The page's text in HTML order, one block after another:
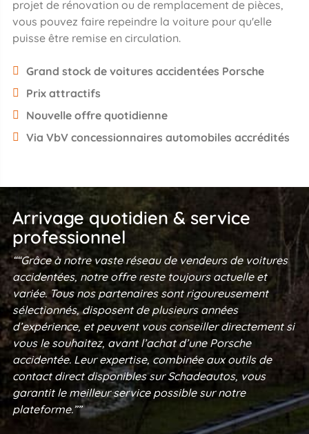
projet de rénovation ou de remplacement de pièces,
vous pouvez faire repeindre la voiture pour qu'elle
puisse être remise en circulation.
Grand stock de voitures accidentées Porsche
Prix attractifs
Nouvelle offre quotidienne
Via VbV concessionnaires automobiles accrédités
Arrivage quotidien & service
professionnel
““Grâce à notre vaste réseau de vendeurs de voitures
accidentées, notre offre reste toujours actuelle et
variée. Tous nos partenaires sont rigoureusement
sélectionnés, disposent de plusieurs années
d’expérience, et peuvent vous conseiller directement si
vous le souhaitez, avant l’achat d’une Porsche
accidentée. Leur expertise, combinée aux outils de
contact direct disponibles sur Schadeautos, vous
garantit le meilleur service possible sur notre
plateforme.””